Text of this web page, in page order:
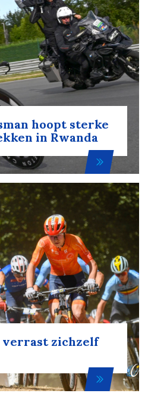
hoopt sterke
in Rwanda
verrast zichzelf
Fixed gear